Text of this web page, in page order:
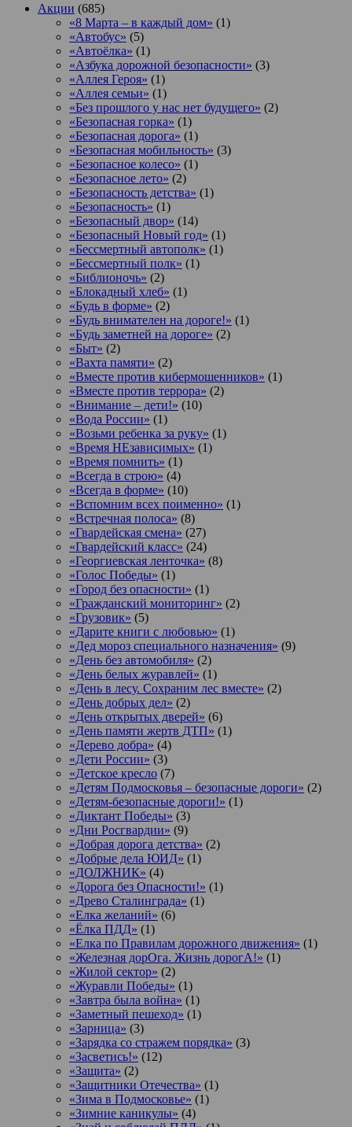
Акции (685)
«8 Марта – в каждый дом» (1)
«Автобус» (5)
«Автоёлка» (1)
«Азбука дорожной безопасности» (3)
«Аллея Героя» (1)
«Аллея семьи» (1)
«Без прошлого у нас нет будущего» (2)
«Безопасная горка» (1)
«Безопасная дорога» (1)
«Безопасная мобильность» (3)
«Безопасное колесо» (1)
«Безопасное лето» (2)
«Безопасность детства» (1)
«Безопасность» (1)
«Безопасный двор» (14)
«Безопасный Новый год» (1)
«Бессмертный автополк» (1)
«Бессмертный полк» (1)
«Библионочь» (2)
«Блокадный хлеб» (1)
«Будь в форме» (2)
«Будь внимателен на дороге!» (1)
«Будь заметней на дороге» (2)
«Быт» (2)
«Вахта памяти» (2)
«Вместе против кибермошенников» (1)
«Вместе против террора» (2)
«Внимание – дети!» (10)
«Вода России» (1)
«Возьми ребенка за руку» (1)
«Время НЕзависимых» (1)
«Время помнить» (1)
«Всегда в строю» (4)
«Всегда в форме» (10)
«Вспомним всех поименно» (1)
«Встречная полоса» (8)
«Гвардейская смена» (27)
«Гвардейский класс» (24)
«Георгиевская ленточка» (8)
«Голос Победы» (1)
«Город без опасности» (1)
«Гражданский мониторинг» (2)
«Грузовик» (5)
«Дарите книги с любовью» (1)
«Дед мороз специального назначения» (9)
«День без автомобиля» (2)
«День белых журавлей» (1)
«День в лесу. Сохраним лес вместе» (2)
«День добрых дел» (2)
«День открытых дверей» (6)
«День памяти жертв ДТП» (1)
«Дерево добра» (4)
«Дети России» (3)
«Детское кресло (7)
«Детям Подмосковья – безопасные дороги» (2)
«Детям-безопасные дороги!» (1)
«Диктант Победы» (3)
«Дни Росгвардии» (9)
«Добрая дорога детства» (2)
«Добрые дела ЮИД» (1)
«ДОЛЖНИК» (4)
«Дорога без Опасности!» (1)
«Древо Сталинграда» (1)
«Елка желаний» (6)
«Ёлка ПДД» (1)
«Елка по Правилам дорожного движения» (1)
«Железная дорОга. Жизнь дорогА!» (1)
«Жилой сектор» (2)
«Журавли Победы» (1)
«Завтра была война» (1)
«Заметный пешеход» (1)
«Зарница» (3)
«Зарядка со стражем порядка» (3)
«Засветись!» (12)
«Защита» (2)
«Защитники Отечества» (1)
«Зима в Подмосковье» (1)
«Зимние каникулы» (4)